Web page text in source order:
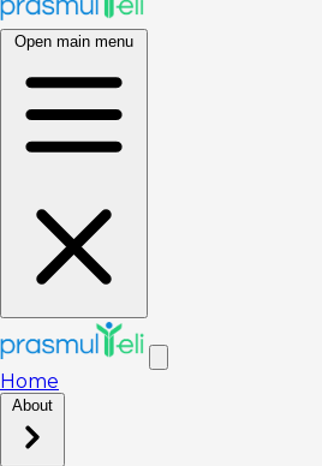
Open main menu
Home
About